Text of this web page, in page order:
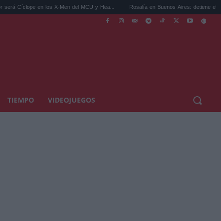
en los X-Men del MCU y Hea... Rosalía en Buenos Aires: detiene el tráfico y se
TIEMPO VIDEOJUEGOS